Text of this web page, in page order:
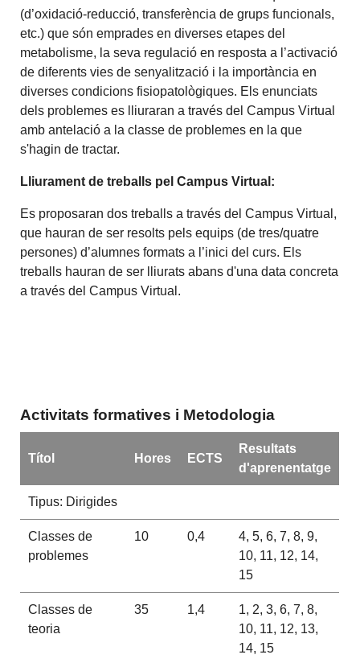
(d’oxidació-reducció, transferència de grups funcionals,
etc.) que són emprades en diverses etapes del
metabolisme, la seva regulació en resposta a l’activació
de diferents vies de senyalització i la importància en
diverses condicions fisiopatològiques. Els enunciats
dels problemes es lliuraran a través del Campus Virtual
amb antelació a la classe de problemes en la que
s'hagin de tractar.
Lliurament de treballs pel Campus Virtual:
Es proposaran dos treballs a través del Campus Virtual,
que hauran de ser resolts pels equips (de tres/quatre
persones) d’alumnes formats a l’inici del curs. Els
treballs hauran de ser lliurats abans d'una data concreta
a través del Campus Virtual.
Activitats formatives i Metodologia
Títol Hores ECTS
Resultats
d'aprenentatge
Tipus: Dirigides
Classes de
problemes
10 0,4
4, 5, 6, 7, 8, 9,
10, 11, 12, 14,
15
Classes de
teoria
35 1,4
1, 2, 3, 6, 7, 8,
10, 11, 12, 13,
14, 15